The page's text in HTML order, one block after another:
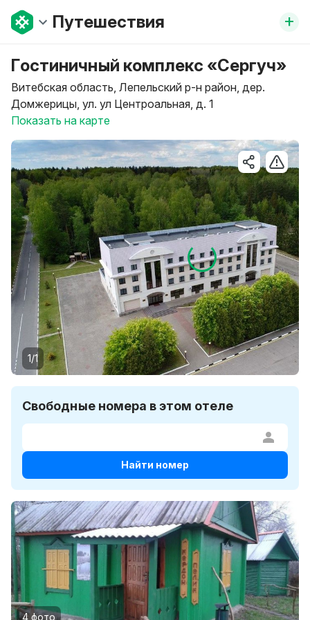
Путешествия +
Гостиничный комплекс «Сергуч»
Витебская область, Лепельский р-н район, дер.
Домжерицы, ул. ул Центроальная, д. 1
Показать на карте
1/1
Свободные номера в этом отеле
Найти номер
4 фото